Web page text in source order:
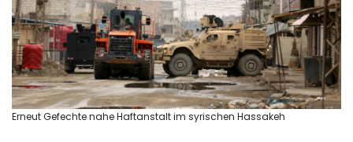
Erneut Gefechte nahe Haftanstalt im syrischen Hassakeh